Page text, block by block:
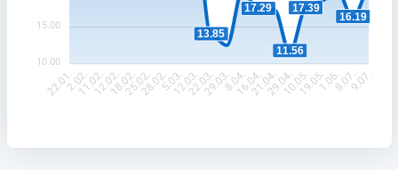
15.00
10.00
13.85
17.29
11.56
17.39
16.19
22.01.2.02.11.02.12.02.18.02.25.02.28.02.5.03.12.03.22.03.29.03.8.04.16.04.21.04.29.04.10.05.19.05.1.06.8.07.9.07.